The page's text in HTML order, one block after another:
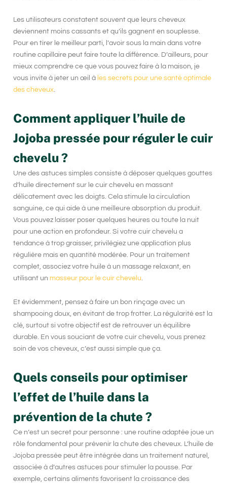
Les utilisateurs constatent souvent que leurs cheveux
deviennent moins cassants et qu’ils gagnent en souplesse.
Pour en tirer le meilleur parti, l’avoir sous la main dans votre
routine capillaire peut faire toute la différence. D’ailleurs, pour
mieux comprendre ce que vous pouvez faire à la maison, je
vous invite à jeter un œil à les secrets pour une santé optimale
des cheveux.
Comment appliquer l’huile de
Jojoba pressée pour réguler le cuir
chevelu ?
Une des astuces simples consiste à déposer quelques gouttes
d’huile directement sur le cuir chevelu en massant
délicatement avec les doigts. Cela stimule la circulation
sanguine, ce qui aide à une meilleure absorption du produit.
Vous pouvez laisser poser quelques heures ou toute la nuit
pour une action en profondeur. Si votre cuir chevelu a
tendance à trop graisser, privilégiez une application plus
régulière mais en quantité modérée. Pour un traitement
complet, associez votre huile à un massage relaxant, en
utilisant un masseur pour le cuir chevelu
Et évidemment, pensez à faire un bon rinçage avec un
shampooing doux, en évitant de trop frotter. La régularité est la
clé, surtout si votre objectif est de retrouver un équilibre
durable. En vous souciant de votre cuir chevelu, vous prenez
soin de vos cheveux, c’est aussi simple que ça.
Quels conseils pour optimiser
l’effet de l’huile dans la
prévention de la chute ?
Ce n’est un secret pour personne : une routine adaptée joue un
rôle fondamental pour prévenir la chute des cheveux . L’huile de
Jojoba pressée peut être intégrée dans un traitement naturel,
associée à d’autres astuces pour stimuler la pousse. Par
exemple, certains aliments favorisent la croissance des